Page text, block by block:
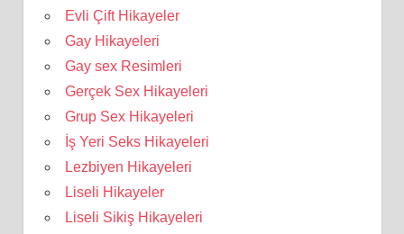
Evli Çift Hikayeler
Gay Hikayeleri
Gay sex Resimleri
Gerçek Sex Hikayeleri
Grup Sex Hikayeleri
İş Yeri Seks Hikayeleri
Lezbiyen Hikayeleri
Liseli Hikayeler
Liseli Sikiş Hikayeleri